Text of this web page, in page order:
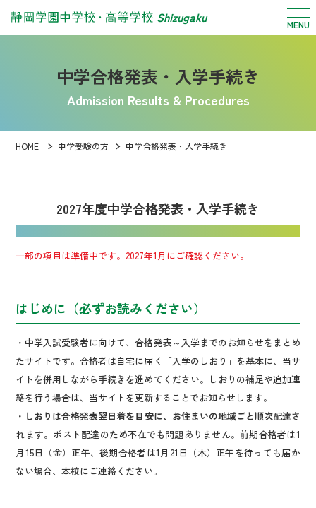
Shizugaku MENU
中学合格発表・入学手続き
Admission Results & Procedures
HOME 中学受験の方 中学合格発表・入学手続き
2027年度中学合格発表・入学手続き
一部の項目は準備中です。2027年1月にご確認ください。
はじめに（必ずお読みください）
・中学入試受験者に向けて、合格発表～入学までのお知らせをまとめ
たサイトです。合格者は自宅に届く「入学のしおり」を基本に、当サ
イトを併用しながら手続きを進めてください。しおりの補足や追加連
絡を行う場合は、当サイトを更新することでお知らせします。
・ しおりは合格発表翌日着を目安に、お住まいの地域ごと順次配達さ
れます。ポスト配達のため不在でも問題ありません。前期合格者は1
月15日（金）正午、後期合格者は1月21日（木）正午を待っても届か
ない場合、本校にご連絡ください。